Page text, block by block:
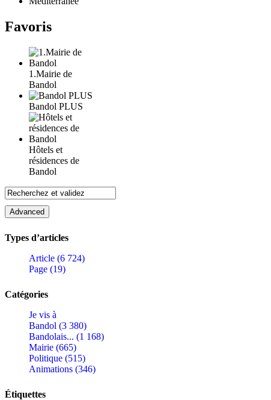
Favoris
1.Mairie de
Bandol
Bandol PLUS
Hôtels et
résidences de
Bandol
Types d’articles
Article (6 724)
Page (19)
Catégories
Je vis à
Bandol (3 380)
Bandolais... (1 168)
Mairie (665)
Politique (515)
Animations (346)
Étiquettes